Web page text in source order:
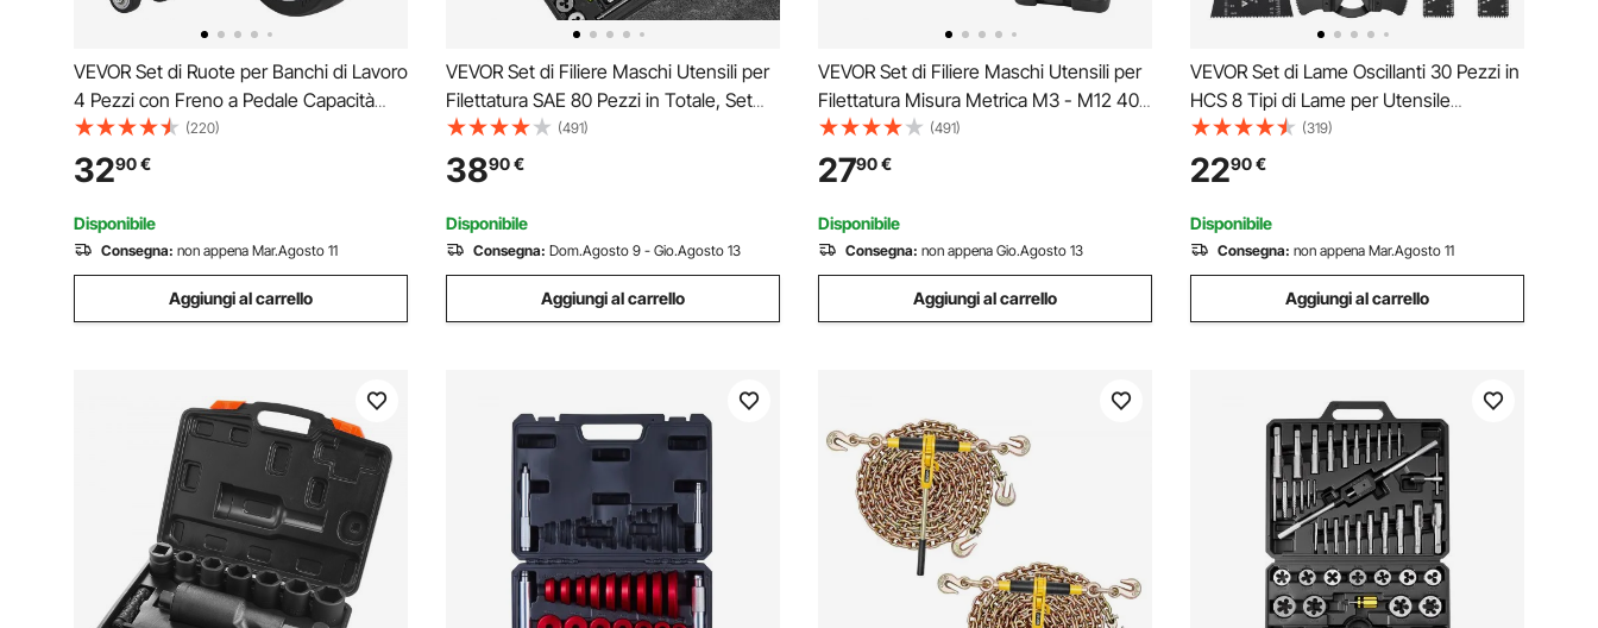
VEVOR Set di Ruote per Banchi di Lavoro
4 Pezzi con Freno a Pedale Capacità
Carico Max. 74,8kg, Ruote Girevoli da 4
Pz per Banco di Lavoro Mobili
Attrezzatura Industriale Ruote di
Ricambio con Freno
(220)
3290€
Disponibile
Consegna: non appena Mar.Agosto 11
Aggiungi al carrello
VEVOR Set di Filiere Maschi Utensili per
Filettatura SAE 80 Pezzi in Totale, Set
per Rubinetti Matrici in Lega di Zinco
Utensili per Filettature in Valigetta
Portatile, Set di Rubinetti Chiavi 80 Pz
(491)
3890€
Disponibile
Consegna: Dom.Agosto 9 - Gio.Agosto 13
Aggiungi al carrello
VEVOR Set di Filiere Maschi Utensili per
Filettatura Misura Metrica M3 - M12 40
Pezzi in Totale, Set per Rubinetti Matrici
in Lega di Zinco Utensili per Filettature in
Valigetta, Set Rubinetti Chiavi
(491)
2790€
Disponibile
Consegna: non appena Gio.Agosto 13
Aggiungi al carrello
VEVOR Set di Lame Oscillanti 30 Pezzi in
HCS 8 Tipi di Lame per Utensile
Multifunzione Taglio di Legno Metallo,
Kit di Lame Multifunzione Totale 30
Pezzi Sostituibili 8 Tipi per Utensili
Oscillanti
(319)
2290€
Disponibile
Consegna: non appena Mar.Agosto 11
Aggiungi al carrello